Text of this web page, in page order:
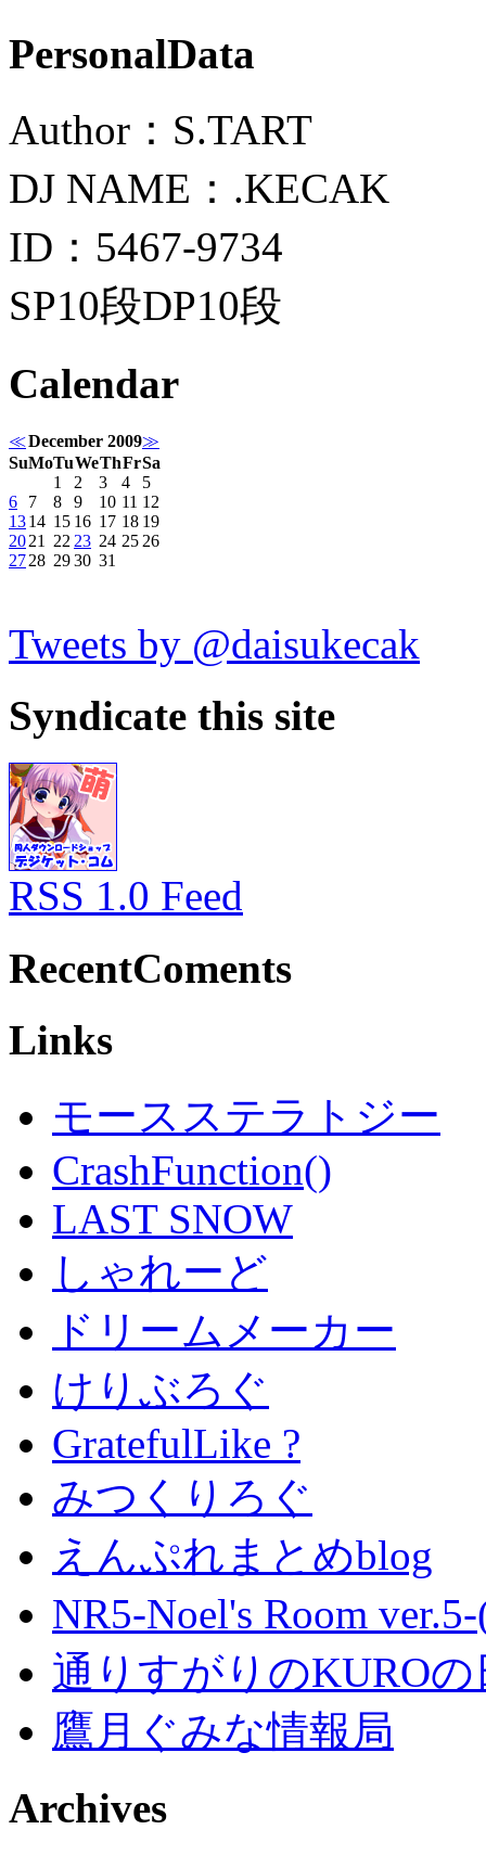
PersonalData
Author：S.TART
DJ NAME：.KECAK
ID：5467-9734
SP10段DP10段
Calendar
≪December 2009≫
SuMoTuWeThFrSa
1
2 3 4
5
6
7 8 9 10 11 12
1314 15 16 17 18 19
2021 22 23 24 25 26
2728 2930 31
Tweets by @daisukecak
Syndicate this site
RSS 1.0 Feed
RecentComents
Links
モースステラトジー
CrashFunction()
LAST SNOW
しゃれーど
ドリームメーカー
けりぶろぐ
GratefulLike ?
みつくりろぐ
えんぷれまとめblog
NR5-Noel's Room
通りすがりのKURO
鷹月ぐみな情報局
Archives